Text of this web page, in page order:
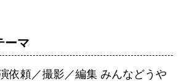
ーマ
依頼／撮影／編集 みんなどうや